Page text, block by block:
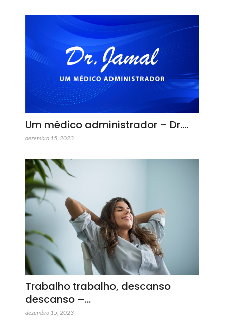
Um médico administrador – Dr.…
dezembro 15, 2023
Trabalho trabalho, descanso
descanso –…
dezembro 15, 2023